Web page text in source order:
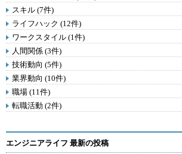
スキル (7件)
ライフハック (12件)
ワークスタイル (1件)
人間関係 (3件)
技術動向 (5件)
業界動向 (10件)
職場 (11件)
転職活動 (2件)
エンジニアライフ 最新の投稿